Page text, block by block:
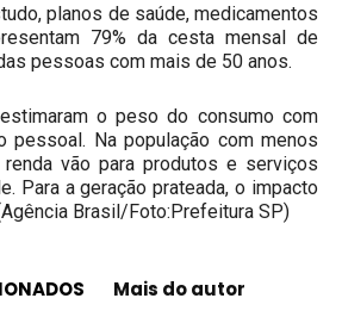
planos de saúde, medicamentos
79% da cesta mensal de
pessoas com mais de 50 anos.
o peso do consumo com
pessoal. Na população com menos
vão para produtos e serviços
Para a geração prateada, o impacto
Brasil/Foto:Prefeitura SP)
Mais do autor